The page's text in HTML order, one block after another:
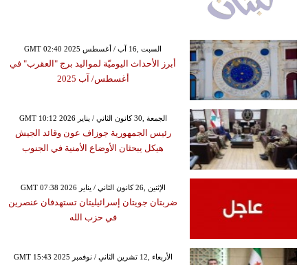
GMT 02:40 2025 السبت ,16 آب / أغسطس
أبرز الأحداث اليوميّة لمواليد برج "العقرب" في
أغسطس/ آب 2025
GMT 10:12 2026 الجمعة ,30 كانون الثاني / يناير
رئيس الجمهورية جوزاف عون وقائد الجيش
هيكل يبحثان الأوضاع الأمنية في الجنوب
GMT 07:38 2026 الإثنين ,26 كانون الثاني / يناير
ضربتان جويتان إسرائيليتان تستهدفان عنصرين
في حزب الله
GMT 15:43 2025 الأربعاء ,12 تشرين الثاني / نوفمبر